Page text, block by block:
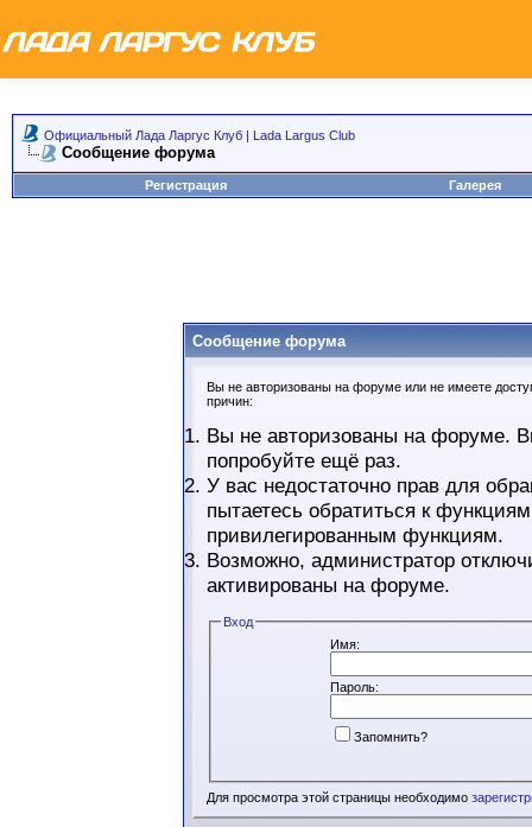
Официальный Лада Ларгус Клуб | Lada Largus Club
Сообщение форума
Регистрация Галерея
Сообщение форума
Вы не авторизованы на форуме или не имеете
причин:
Вы не авторизованы на форуме.
попробуйте ещё раз.
У вас недостаточно прав для
пытаетесь обратиться к
привилегированным функциям.
Возможно, администратор
активированы на форуме.
Вход
Имя:
Пароль:
Запомнить?
Для просмотра этой страницы необходимо